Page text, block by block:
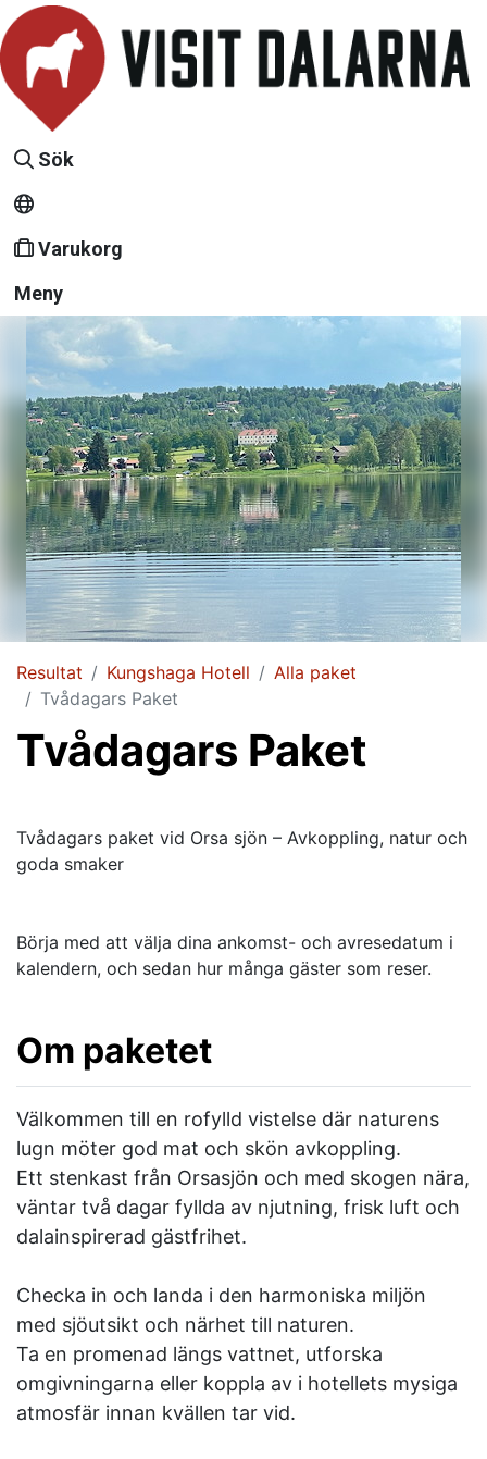
Sök
Varukorg
Meny
Resultat Kungshaga Hotell
Alla paket
Tvådagars Paket
Tvådagars Paket
Tvådagars paket vid Orsa sjön – Avkoppling, natur och
goda smaker
Börja med att välja dina ankomst- och avresedatum i
kalendern, och sedan hur många gäster som reser.
Om paketet
Välkommen till en rofylld vistelse där naturens
lugn möter god mat och skön avkoppling.
Ett stenkast från Orsasjön och med skogen nära,
väntar två dagar fyllda av njutning, frisk luft och
dalainspirerad gästfrihet.
Checka in och landa i den harmoniska miljön
med sjöutsikt och närhet till naturen.
Ta en promenad längs vattnet, utforska
omgivningarna eller koppla av i hotellets mysiga
atmosfär innan kvällen tar vid.